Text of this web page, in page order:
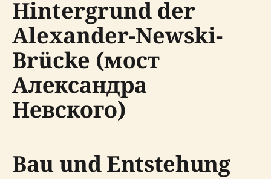
Hintergrund der
Alexander-Newski-
Brücke (мост
Александра
Невского)
Bau und Entstehung